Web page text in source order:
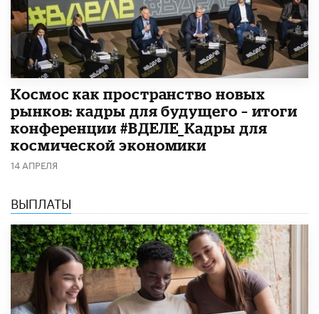
Космос как пространство новых
рынков: кадры для будущего – итоги
конференции #ВДЕЛЕ_Кадры для
космической экономики
14 АПРЕЛЯ
ВЫПЛАТЫ